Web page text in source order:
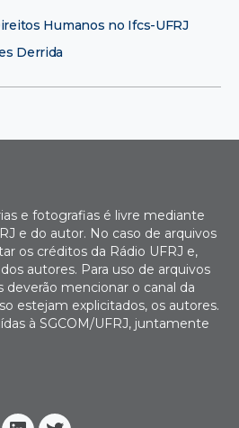
Humanos no Ifcs-UFRJ
Derrida
e fotografias é livre mediante
e do autor. No caso de arquivos
os créditos da Rádio UFRJ e,
autores. Para uso de arquivos
deverão mencionar o canal da
estejam explicitados, os autores.
à SGCOM/UFRJ, juntamente